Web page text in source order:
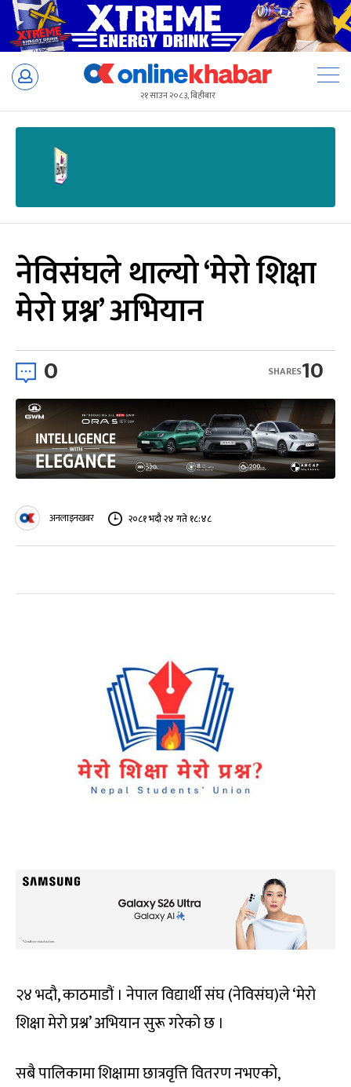
Skip
२१ साउन २०८३, बिहीबार
नेविसंघले थाल्यो ‘मेरो शिक्षा
मेरो प्रश्न’ अभियान
0 10
SHARES
अनलाइनखबर २०८१ भदौ २४ गते १८:४८
२४ भदौ, काठमाडौं । नेपाल विद्यार्थी संघ (नेविसंघ)ले ‘मेरो
शिक्षा मेरो प्रश्न’ अभियान सुरू गरेको छ ।
सबै पालिकामा शिक्षामा छात्रवृत्ति वितरण नभएको,